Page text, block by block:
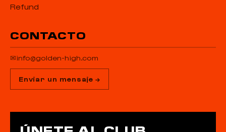
Refund
CONTACTO
✉info@golden-high.com
Enviar un mensaje →